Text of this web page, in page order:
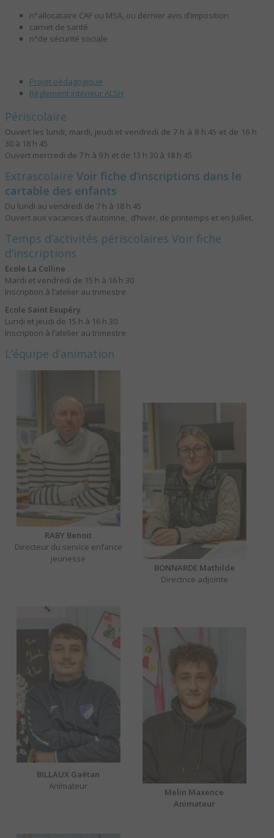
n°allocataire CAF ou MSA, ou dernier avis d’imposition
carnet de santé
n°de sécurité sociale
Projet pédagogique
Règlement intérieur ALSH
Périscolaire
Ouvert les lundi, mardi, jeudi et vendredi de 7 h à 8 h 45 et de 16 h
30 à 18 h 45
Ouvert mercredi de 7 h à 9 h et de 13 h 30 à 18 h 45
Extrascolaire Voir fiche d’inscriptions dans le
cartable des enfants
Du lundi au vendredi de 7 h à 18 h 45
Ouvert aux vacances d’automne, d’hiver, de printemps et en Juillet.
Temps d’activités périscolaires Voir fiche
d’inscriptions
Ecole La Colline
Mardi et vendredi de 15 h à 16 h 30
Inscription à l’atelier au trimestre
Ecole Saint Exupéry
Lundi et jeudi de 15 h à 16 h 30.
Inscription à l’atelier au trimestre
L’équipe d’animation
RABY Benoit
Directeur du service enfance
jeunesse
BILLAUX Gaétan
Animateur
BONNARDE Mathilde
Directrice adjointe
Melin Maxence
Animateur